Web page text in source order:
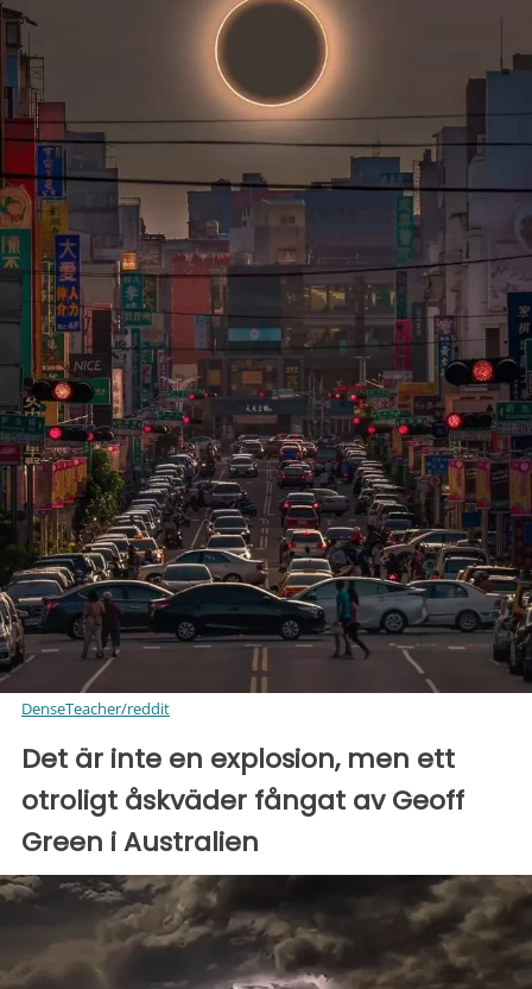
DenseTeacher/reddit
Det är inte en explosion, men ett
otroligt åskväder fångat av Geoff
Green i Australien